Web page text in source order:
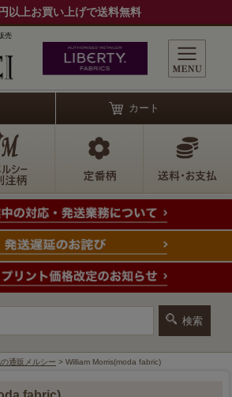
以上お買い上げで送料無料
売
カート
通販メルシー > William Morris(moda fabric)